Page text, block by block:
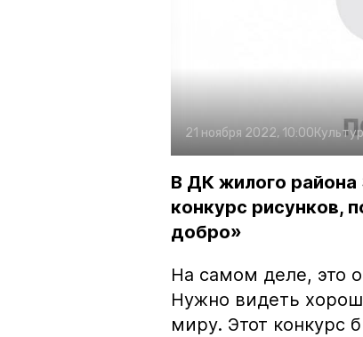
21 ноября 2022, 10:00
В ДК жилого
конкурс рисунков,
добро»
На самом деле, это
Нужно видеть
миру. Этот конкурс